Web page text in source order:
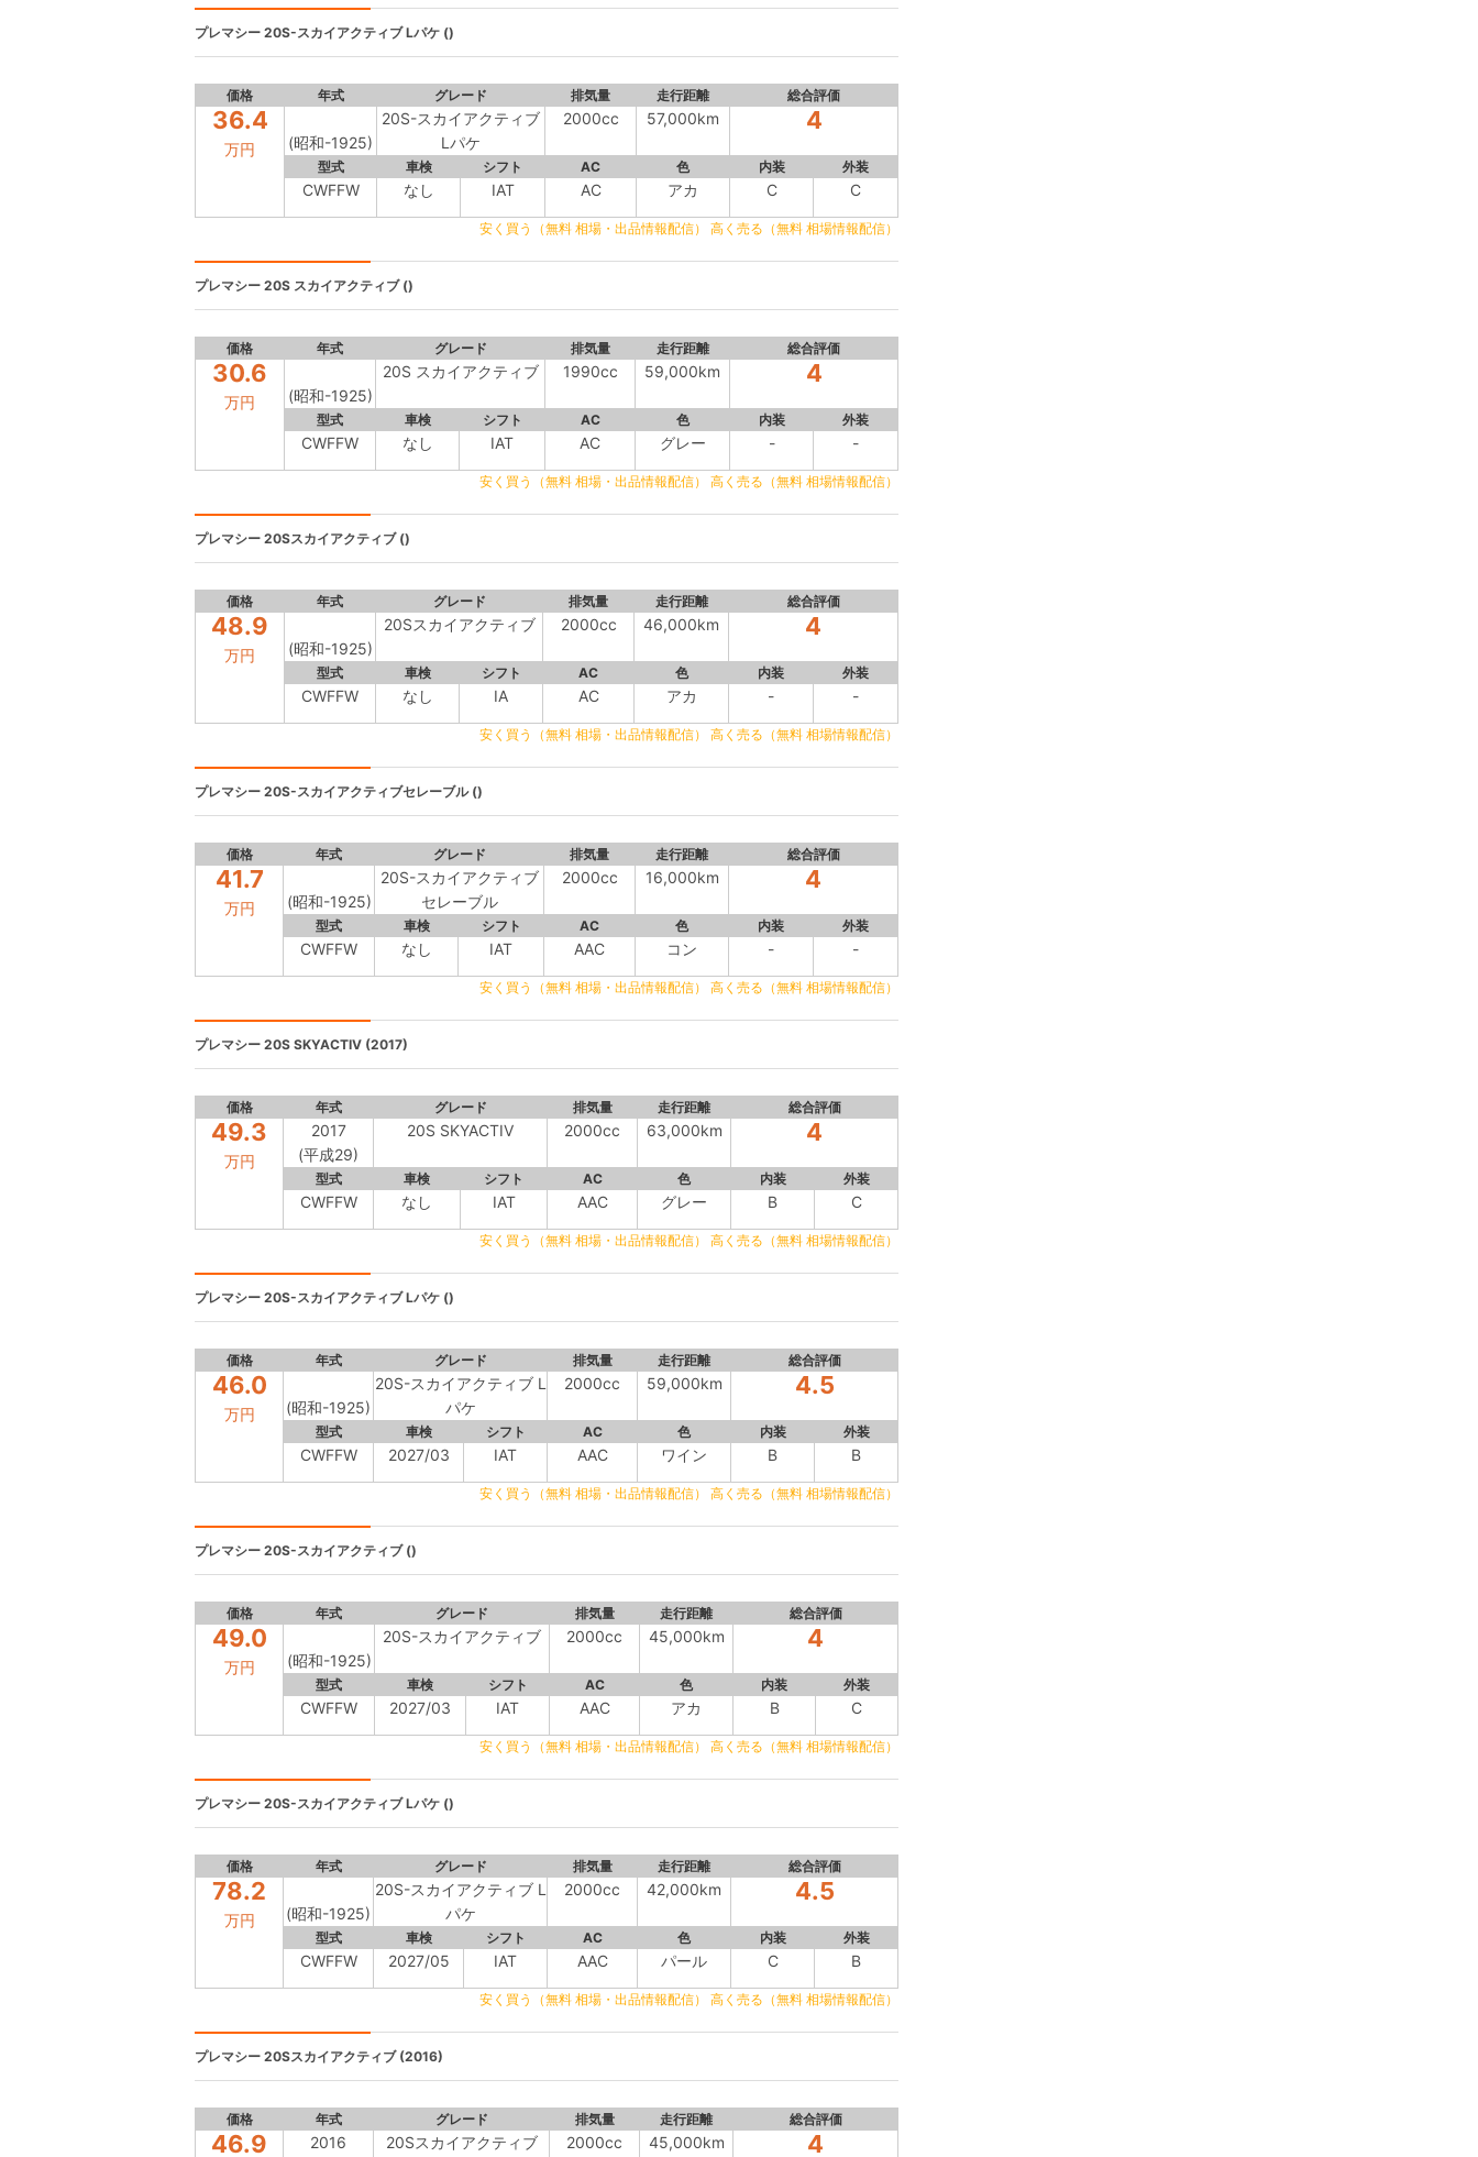
プレマシー 20S-スカイアクティブ Lパケ ()
価格 年式 グレード 排気量 走行距離 総合評価
36.4
万円 (昭和-1925)
20S-スカイアクティブ
Lパケ
2000cc 57,000km 4
型式 車検 シフト AC 色 内装 外装
CWFFW なし IAT AC アカ C C
安く買う（無料 相場・出品情報配信） 高く売る（無料 相場情報配信）
プレマシー 20S スカイアクティブ ()
価格 年式 グレード 排気量 走行距離 総合評価
30.6
万円 (昭和-1925)
20S スカイアクティブ 1990cc 59,000km 4
型式 車検 シフト AC 色 内装 外装
CWFFW なし IAT AC グレー - -
安く買う（無料 相場・出品情報配信） 高く売る（無料 相場情報配信）
プレマシー 20Sスカイアクティブ ()
価格 年式 グレード 排気量 走行距離 総合評価
48.9
万円 (昭和-1925)
20Sスカイアクティブ 2000cc 46,000km 4
型式 車検 シフト AC 色 内装 外装
CWFFW なし IA AC アカ - -
安く買う（無料 相場・出品情報配信） 高く売る（無料 相場情報配信）
プレマシー 20S-スカイアクティブセレーブル ()
価格 年式 グレード 排気量 走行距離 総合評価
41.7
万円 (昭和-1925)
20S-スカイアクティブ
セレーブル
2000cc 16,000km 4
型式 車検 シフト AC 色 内装 外装
CWFFW なし IAT AAC コン - -
安く買う（無料 相場・出品情報配信） 高く売る（無料 相場情報配信）
プレマシー 20S SKYACTIV (2017)
価格 年式 グレード 排気量 走行距離 総合評価
49.3
万円
2017
(平成29)
20S SKYACTIV 2000cc 63,000km 4
型式 車検 シフト AC 色 内装 外装
CWFFW なし IAT AAC グレー B C
安く買う（無料 相場・出品情報配信） 高く売る（無料 相場情報配信）
プレマシー 20S-スカイアクティブ Lパケ ()
価格 年式 グレード 排気量 走行距離 総合評価
46.0
万円 (昭和-1925)
20S-スカイアクティブ L
パケ
2000cc 59,000km 4.5
型式 車検 シフト AC 色 内装 外装
CWFFW 2027/03 IAT AAC ワイン B B
安く買う（無料 相場・出品情報配信） 高く売る（無料 相場情報配信）
プレマシー 20S-スカイアクティブ ()
価格 年式 グレード 排気量 走行距離 総合評価
49.0
万円 (昭和-1925)
20S-スカイアクティブ 2000cc 45,000km 4
型式 車検 シフト AC 色 内装 外装
CWFFW 2027/03 IAT AAC アカ B C
安く買う（無料 相場・出品情報配信） 高く売る（無料 相場情報配信）
プレマシー 20S-スカイアクティブ Lパケ ()
価格 年式 グレード 排気量 走行距離 総合評価
78.2
万円 (昭和-1925)
20S-スカイアクティブ L
パケ
2000cc 42,000km 4.5
型式 車検 シフト AC 色 内装 外装
CWFFW 2027/05 IAT AAC パール C B
安く買う（無料 相場・出品情報配信） 高く売る（無料 相場情報配信）
プレマシー 20Sスカイアクティブ (2016)
価格 年式 グレード 排気量 走行距離 総合評価
46.9
2016
20Sスカイアクティブ 2000cc 45,000km 4